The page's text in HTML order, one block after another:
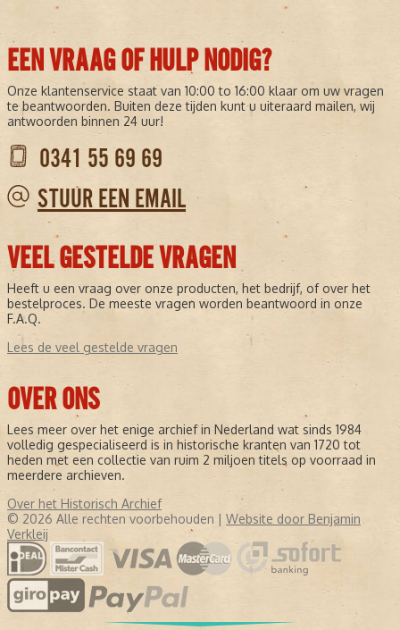
EEN VRAAG OF HULP NODIG?
Onze klantenservice staat van 10:00 to 16:00 klaar om uw vragen
te beantwoorden. Buiten deze tijden kunt u uiteraard mailen, wij
antwoorden binnen 24 uur!
0341 55 69 69
STUUR EEN EMAIL
VEEL GESTELDE VRAGEN
Heeft u een vraag over onze producten, het bedrijf, of over het
bestelproces. De meeste vragen worden beantwoord in onze
F.A.Q.
Lees de veel gestelde vragen
OVER ONS
Lees meer over het enige archief in Nederland wat sinds 1984
volledig gespecialiseerd is in historische kranten van 1720 tot
heden met een collectie van ruim 2 miljoen titels op voorraad in
meerdere archieven.
Over het Historisch Archief
© 2026 Alle rechten voorbehouden | Website door Benjamin
Verkleij